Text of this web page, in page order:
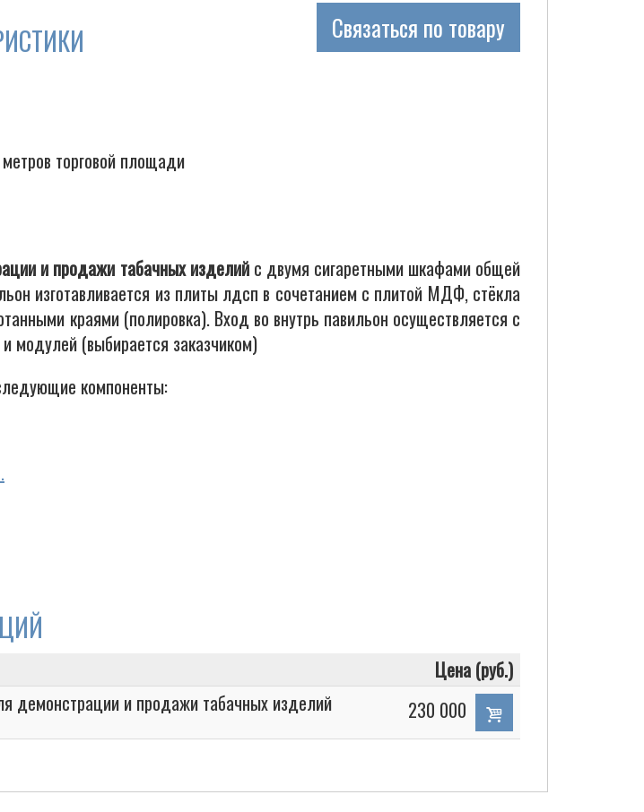
Связаться по товару
торговой площади
и продажи табачных изделийс двумя сигаретными шкафами общей
изготавливается из плиты лдсп в сочетанием с плитой МДФ, стёкла
краями (полировка). Вход во внутрь павильон осуществляется с
модулей (выбирается заказчиком)
компоненты:
Цена (руб.)
демонстрации и продажи табачных изделий
230 000